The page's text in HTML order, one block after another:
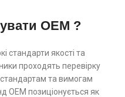
OEM ?
стандарти якості та
проходять перевірку
та вимогам
ОЕМ позиціонується як